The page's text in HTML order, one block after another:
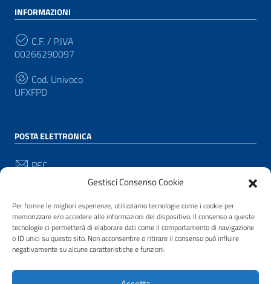
Gestisci Consenso Cookie
Per fornire le migliori esperienze, utilizziamo tecnologie come i cookie per
memorizzare e/o accedere alle informazioni del dispositivo. Il consenso a queste
tecnologie ci permetterà di elaborare dati come il comportamento di navigazione
o ID unici su questo sito. Non acconsentire o ritirare il consenso può influire
negativamente su alcune caratteristiche e funzioni.
INFORMAZIONI
C.F. / P.IVA
00266290097
Cod. Univoco
UFXFPD
POSTA ELETTRONICA
PEC
protocollo@pec.comune.pianacrixia.sv.it
Email
protocollo@comune.pianacrixia.sv.it